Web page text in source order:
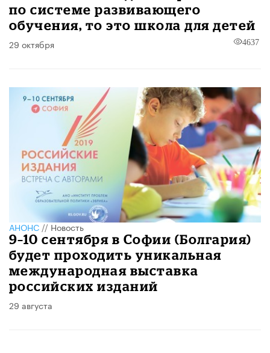
по системе развивающего
обучения, то это школа для детей
29 октября 4637
АНОНС//Новость
9–10 сентября в Софии (Болгария)
будет проходить уникальная
международная выставка
российских изданий
29 августа